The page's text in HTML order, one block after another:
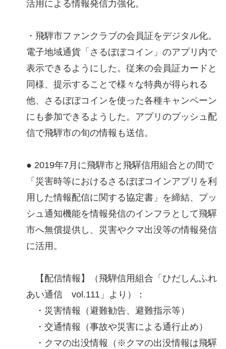
活用による情報発信力強化。
・飛騨市ファンクラブの会員証をデジタル化。
電子地域通貨「さるぼぼコイン」のアプリ内で
表示できるようにした。従来の会員証カードと
同様、提示することで様々な特典が得られる
他、さるぼぼコインを使った各種キャンペーン
にも参加できるようした。アプリのプッシュ配
信で飛騨市の旬の情報も送信。
● 2019年7月に飛騨市と飛驒信用組合との間で
「災害時等におけるさるぼぼコインアプリを利
用した情報配信に関する協定書」を締結、プッ
シュ通知機能を情報発信のインフラとして飛驒
市へ無償提供し、災害やクマ出没等の情報発信
に活用。
【配信情報】（飛騨信用組合「ひだしんふれ
あい通信 vol.111」より）：
・災害情報（避難勧告、避難指示等）
・交通情報（事故や災害による通行止め）
・クマの出没情報（※クマの出没情報は飛驒